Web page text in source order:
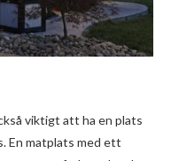
viktigt att ha en plats
En matplats med ett